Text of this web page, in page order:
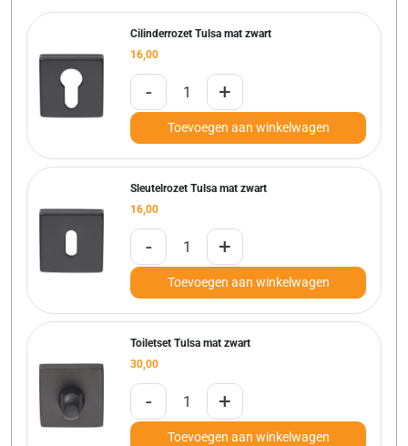
Cilinderrozet Tulsa mat zwart
16,00
- +
Toevoegen aan winkelwagen
Sleutelrozet Tulsa mat zwart
16,00
- +
Toevoegen aan winkelwagen
Toiletset Tulsa mat zwart
30,00
- +
Toevoegen aan winkelwagen